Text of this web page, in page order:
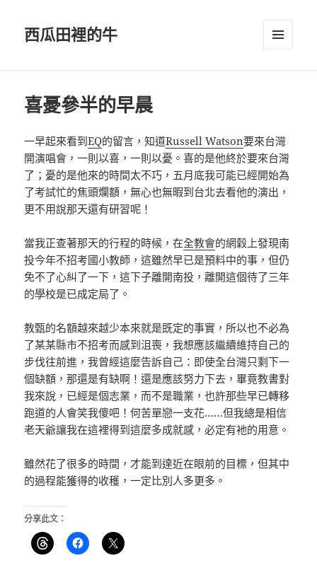
西瓜田裡的牛
喜憂參半的早晨
一早起來看到EQ的留言，知道Russell Watson要來台灣
開演唱會，一則以喜，一則以憂。喜的是他終於要來台灣
了；憂的是他來的時間太不巧，五月底我可能已經開始為
了考試忙的焦頭爛額，無心也無暇到台北去看他的演出，
更不用說那天還有研習呢！
當我正查著那天的行程的時候，在全教會的網穀上發現南
投今年不招考國小教師，這雖然早已是預料中的事，但仍
免不了心糾了一下，這下子離開南投，離開這個待了三年
的學校是已成定局了。
教甄的名額越來越少本來就是既定的事實，所以也不必為
了某某縣市不招考而感到沮喪，我想應該繼續維持自己的
步伐往前進，我曾經這麼告訴自己：即使全台灣只剩下一
個缺額，那還是有缺啊！還是應該努力下去，畢竟教書對
我來說，已經是個志業，而不是職業，也許那些早已轉移
跑道的人會笑我傻吧！何苦單戀一支花……但我總是相信
老天爺讓我在這裡得到這麼多成就感，必定有衪的用意。
雖然花了很多的時間，才能到達近在眼前的目標，但其中
的過程能獲得的收穫，一定比別人多更多。
分享此文：